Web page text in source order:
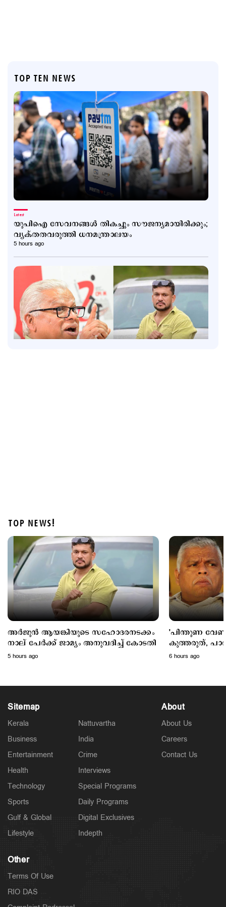
TOP TEN NEWS
Latest
യുപിഐ സേവനങ്ങള്‍ തികച്ചും സൗജന്യമായിരിക്കും;
വ്യക്തതവരുത്തി ധനമന്ത്രാലയം
5 hours ago
Latest
മൂന്നുവർഷം, 217 ജീവനുകൾ; അപകടക്കെണിയായി
ബെംഗളൂരു–മൈസൂരു എക്സ്പ്രസ് ഹൈവേ
11 hours ago
Latest
അനാദരം; തഹസില്‍ദാരെ സസ്പെന്‍ഡ് ചെയ്യും
12 hours ago
TOP NEWS!
അര്‍ജുന്‍ ആയങ്കിയുടെ സഹോദരനടക്കം
നാല് പേര്‍ക്ക് ജാമ്യം അനുവദിച്ച് കോടതി
5 hours ago
'പിന്തുണ
കുത്തരുത്,
6 hours ago
Sitemap
Kerala
Business
Entertainment
Health
Technology
Sports
Gulf & Global
Lifestyle
Nattuvartha
India
Crime
Interviews
Special Programs
Daily Programs
Digital Exclusives
Indepth
About
About Us
Careers
Contact Us
Other
Terms Of Use
RIO DAS